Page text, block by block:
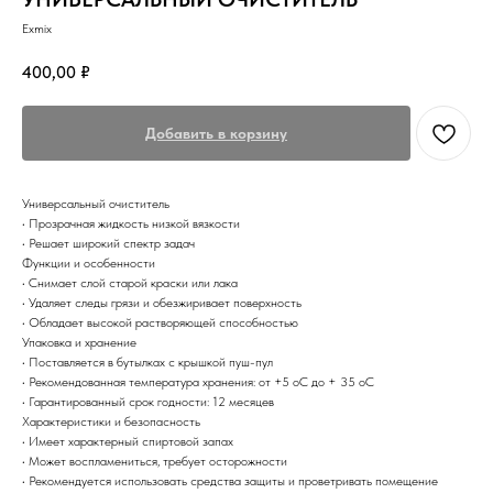
Exmix
400,00 ₽
Добавить в корзину
Универсальный очиститель
• Прозрачная жидкость низкой вязкости
• Решает широкий спектр задач
Функции и особенности
• Снимает слой старой краски или лака
• Удаляет следы грязи и обезжиривает поверхность
• Обладает высокой растворяющей способностью
Упаковка и хранение
• Поставляется в бутылках с крышкой пуш-пул
• Рекомендованная температура хранения: от +5 оС до + 35 оС
• Гарантированный срок годности: 12 месяцев
Характеристики и безопасность
• Имеет характерный спиртовой запах
• Может воспламениться, требует осторожности
• Рекомендуется использовать средства защиты и проветривать помещение